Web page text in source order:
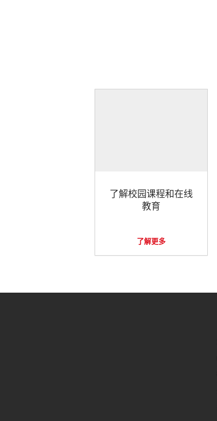
了解校园课程和在线
教育
了解更多